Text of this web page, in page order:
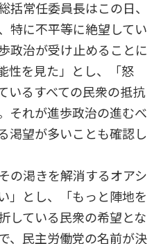
常任委員長はこの日、
特に不平等に絶望してい
政治が受け止めることに
性を見た」とし、「怒
いるすべての民衆の抵抗
それが進歩政治の進むべ
渇望が多いことも確認し
の渇きを解消するオアシ
」とし、「もっと陣地を
している民衆の希望とな
、民主労働党の名前が決